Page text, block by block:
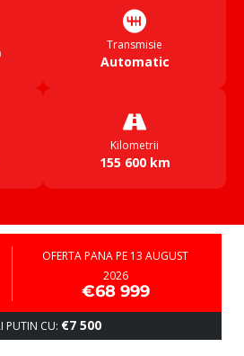
Transmisie
Automatic
Kilometrii
155 600 km
OFERTA PANA PE 13 AUGUST
2026
€68 999
PUTIN CU: €7 500